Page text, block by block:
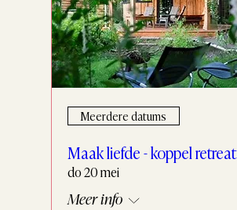
Meerdere datums
Maak liefde - koppel retreat
do 20 mei
Meer info